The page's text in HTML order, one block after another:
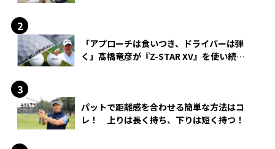
「アプローチは食いつき、ドライバーは弾
く」髙橋竜彦が『Z-STAR XV』を使い続け
パットで距離感を合わせる簡単な方法はコ
レ！ 上りは長く持ち、下りは短く持つ！